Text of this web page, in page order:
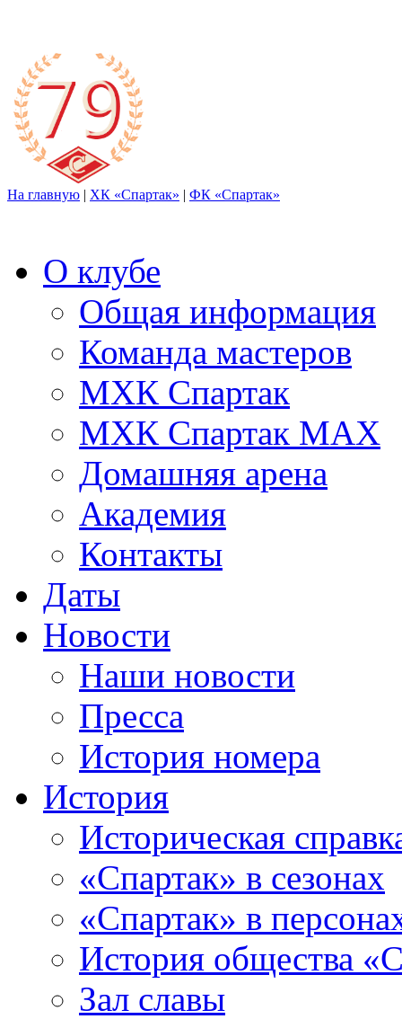
На главную | ХК «Спартак» | ФК «Спартак»
О клубе
Общая информация
Команда мастеров
МХК Спартак
МХК Спартак МАХ
Домашняя арена
Академия
Контакты
Даты
Новости
Наши новости
Пресса
История номера
История
Историческая
«Спартак» в сезонах
«Спартак» в
История общества
Зал славы